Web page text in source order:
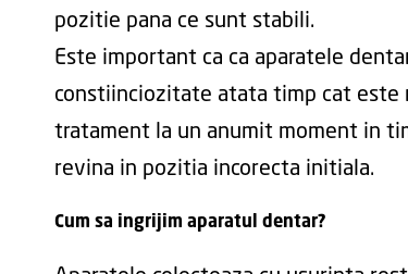
pozitie pana ce sunt stabili.
Este important ca ca aparatele
constiinciozitate atata timp cat este
tratament la un anumit moment in
revina in pozitia incorecta initiala.
Cum sa ingrijim aparatul dentar?